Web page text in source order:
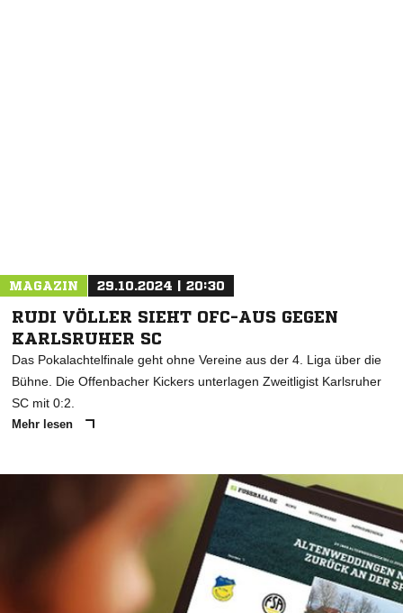
MAGAZIN 29.10.2024 | 20:30
RUDI VÖLLER SIEHT OFC-AUS GEGEN
KARLSRUHER SC
Das Pokalachtelfinale geht ohne Vereine aus der 4. Liga über die
Bühne. Die Offenbacher Kickers unterlagen Zweitligist Karlsruher
SC mit 0:2.
Mehr lesen